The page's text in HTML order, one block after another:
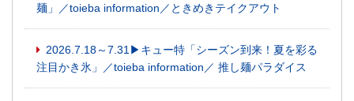
麺」／toieba information／ときめきテイクアウト
2026.7.18～7.31▶キュー特「シーズン到来！夏を彩る
注目かき氷」／toieba information／ 推し麺パラダイス